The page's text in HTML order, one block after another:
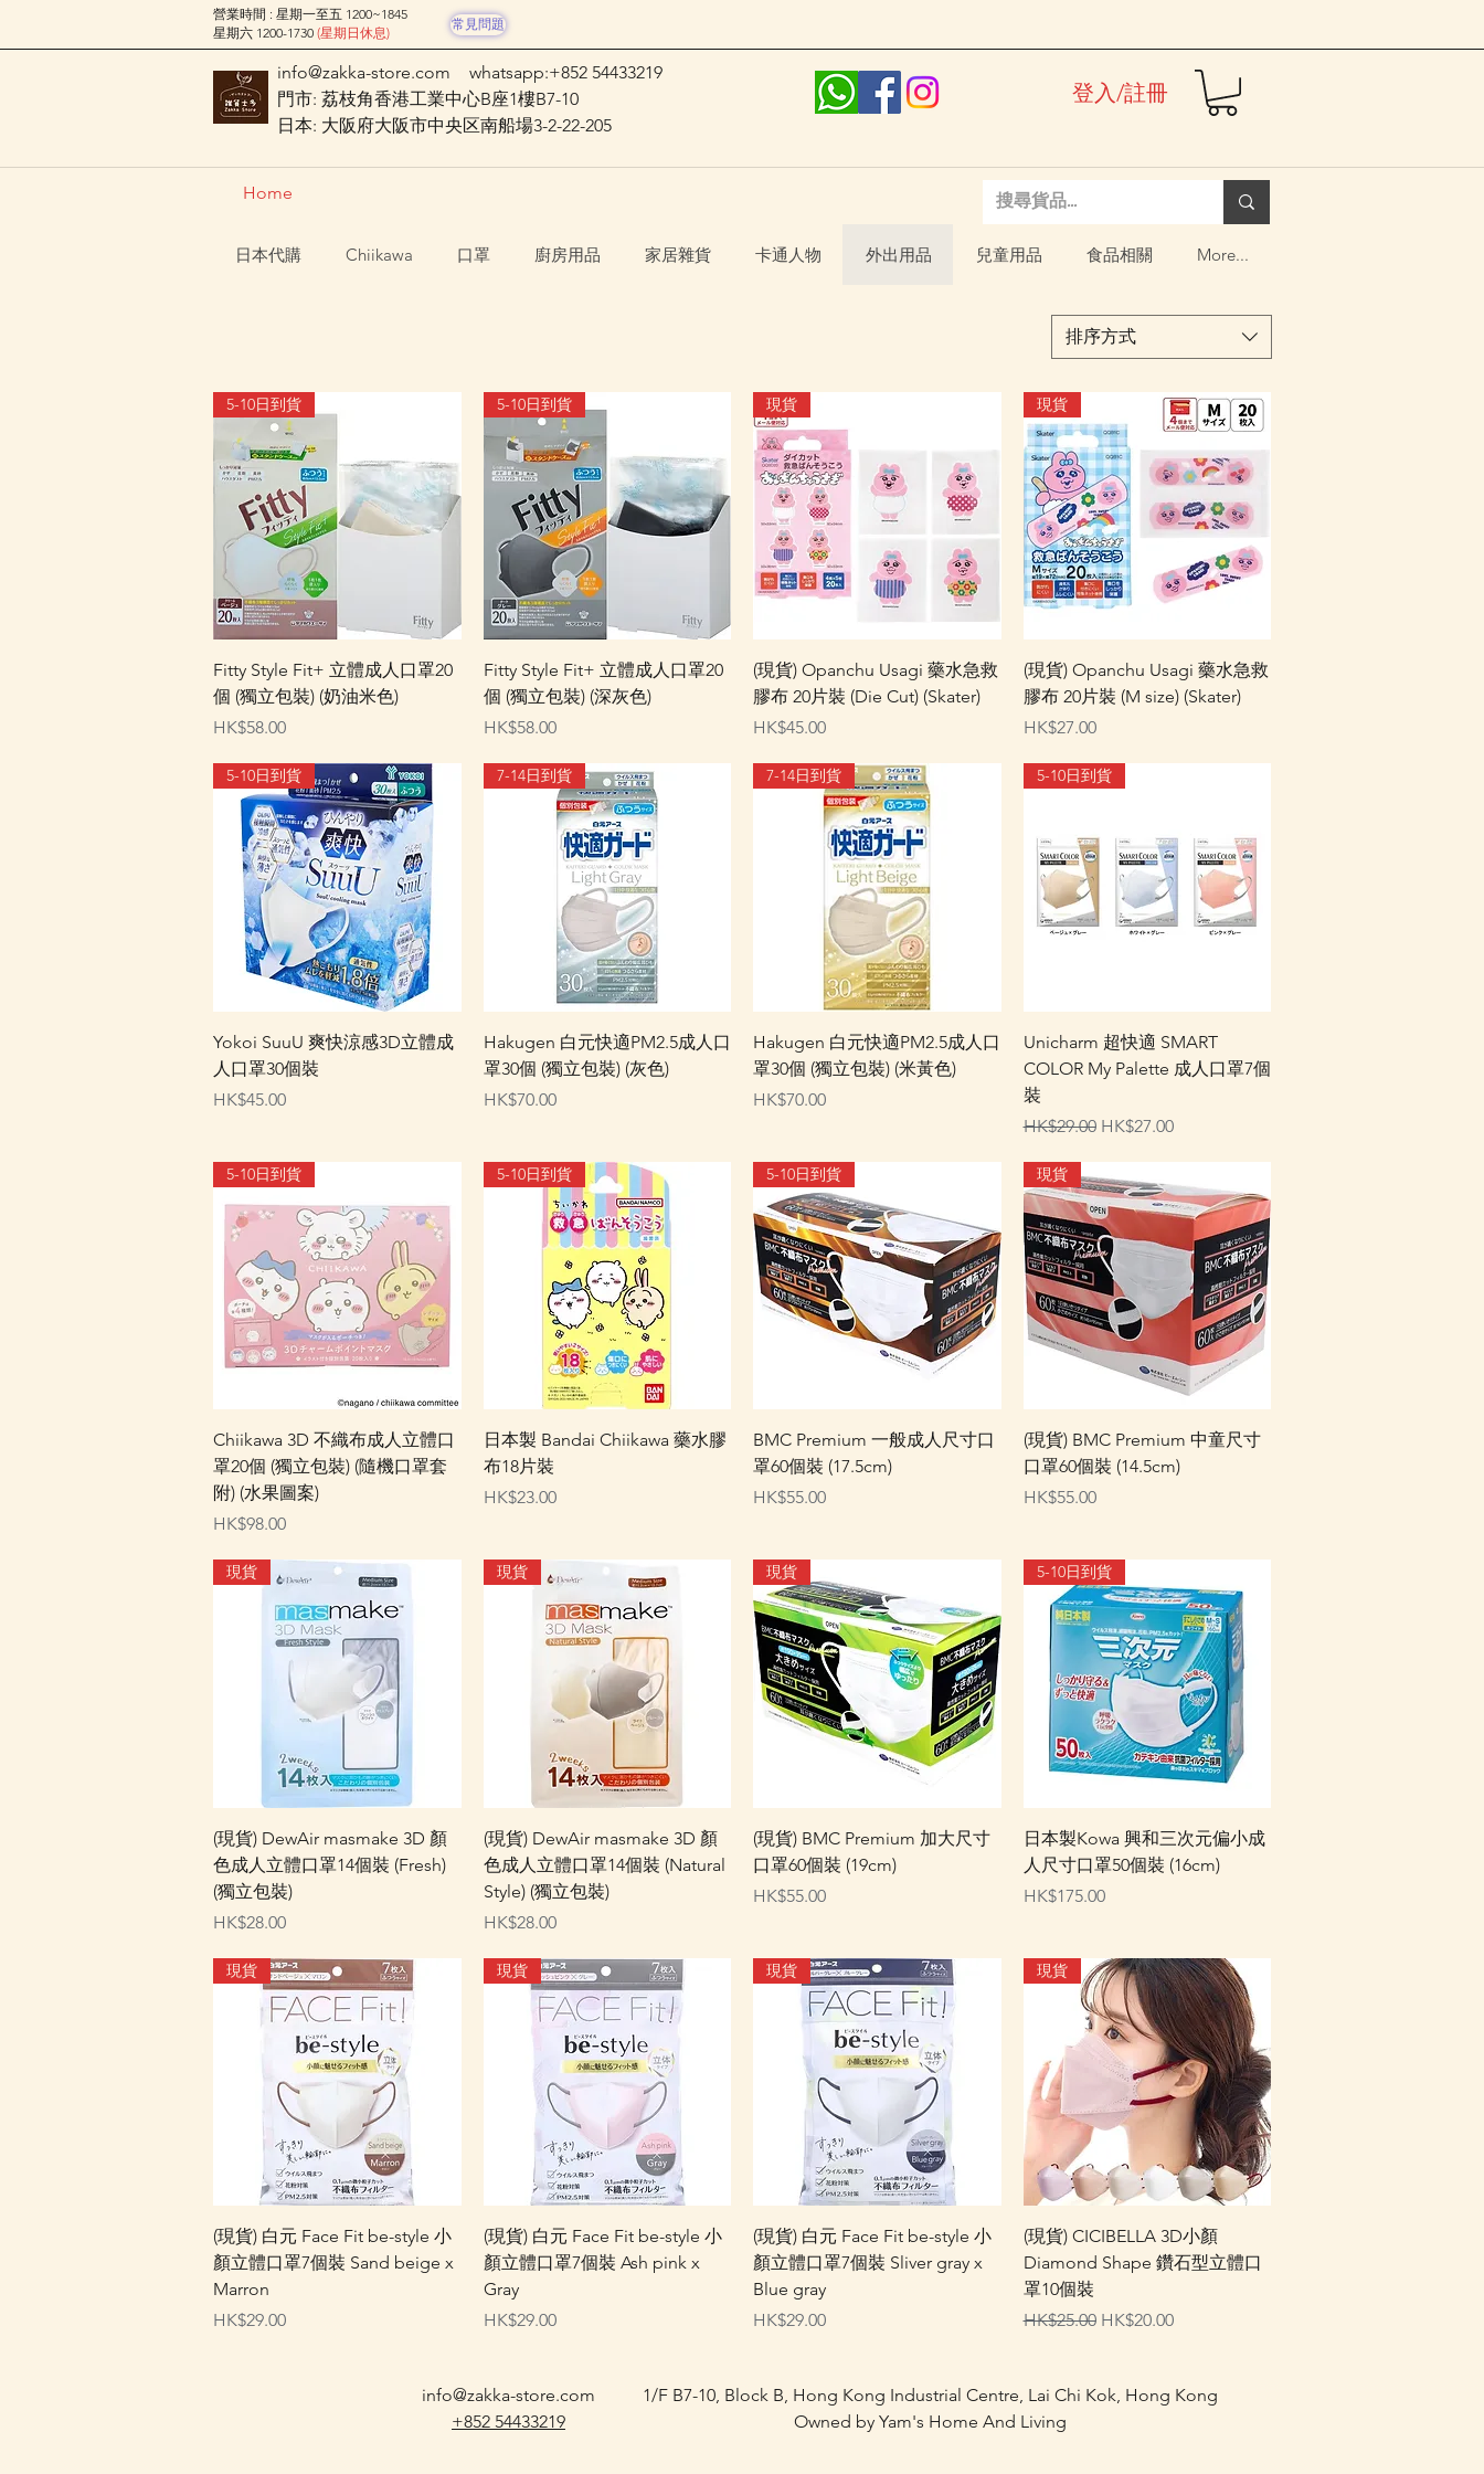
營業時間 : 星期一至五 1200~1845
星期六 1200-1730 (星期日休息)
常見問題
info@zakka-store.com
whatsapp:+852 54433219
門市: 荔枝角香港工業中心B座1樓B7-10
日本: 大阪府大阪市中央区南船場3-2-22-205
登入/註冊
Home
日本代購 Chiikawa 口罩 廚房用品 家居雜貨 卡通人物 外出用品 兒童用品 食品相關 More...
排序方式
快速瀏覽
5-10日到貨
Fitty Style Fit+ 立體成人口罩20
個 (獨立包裝) (奶油米色)
價格
HK$58.00
快速瀏覽
5-10日到貨
Fitty Style Fit+ 立體成人口罩20
個 (獨立包裝) (深灰色)
價格
HK$58.00
快速瀏覽
現貨
(現貨) Opanchu Usagi 藥水急救
膠布 20片裝 (Die Cut) (Skater)
價格
HK$45.00
快速瀏覽
現貨
(現貨) Opanchu Usagi 藥水急救
膠布 20片裝 (M size) (Skater)
價格
HK$27.00
快速瀏覽
5-10日到貨
Yokoi SuuU 爽快涼感3D立體成
人口罩30個裝
價格
HK$45.00
快速瀏覽
7-14日到貨
Hakugen 白元快適PM2.5成人口
罩30個 (獨立包裝) (灰色)
價格
HK$70.00
快速瀏覽
7-14日到貨
Hakugen 白元快適PM2.5成人口
罩30個 (獨立包裝) (米黃色)
價格
HK$70.00
快速瀏覽
5-10日到貨
Unicharm 超快適 SMART
COLOR My Palette 成人口罩7個
裝
一般價格
HK$29.00 促銷價格
HK$27.00
快速瀏覽
5-10日到貨
Chiikawa 3D 不織布成人立體口
罩20個 (獨立包裝) (隨機口罩套
附) (水果圖案)
價格
HK$98.00
快速瀏覽
5-10日到貨
日本製 Bandai Chiikawa 藥水膠
布18片裝
價格
HK$23.00
快速瀏覽
5-10日到貨
BMC Premium 一般成人尺寸口
罩60個裝 (17.5cm)
價格
HK$55.00
快速瀏覽
現貨
(現貨) BMC Premium 中童尺寸
口罩60個裝 (14.5cm)
價格
HK$55.00
快速瀏覽
現貨
(現貨) DewAir masmake 3D 顏
色成人立體口罩14個裝 (Fresh)
(獨立包裝)
價格
HK$28.00
快速瀏覽
現貨
(現貨) DewAir masmake 3D 顏
色成人立體口罩14個裝 (Natural
Style) (獨立包裝)
價格
HK$28.00
快速瀏覽
現貨
(現貨) BMC Premium 加大尺寸
口罩60個裝 (19cm)
價格
HK$55.00
快速瀏覽
5-10日到貨
日本製Kowa 興和三次元偏小成
人尺寸口罩50個裝 (16cm)
價格
HK$175.00
快速瀏覽
現貨
(現貨) 白元 Face Fit be-style 小
顏立體口罩7個裝 Sand beige x
Marron
價格
HK$29.00
快速瀏覽
現貨
(現貨) 白元 Face Fit be-style 小
顏立體口罩7個裝 Ash pink x
Gray
價格
HK$29.00
快速瀏覽
現貨
(現貨) 白元 Face Fit be-style 小
顏立體口罩7個裝 Sliver gray x
Blue gray
價格
HK$29.00
快速瀏覽
現貨
(現貨) CICIBELLA 3D小顏
Diamond Shape 鑽石型立體口
罩10個裝
一般價格
HK$25.00 促銷價格
HK$20.00
info@zakka-store.com
+852 54433219
1/F B7-10, Block B, Hong Kong Industrial Centre, Lai Chi Kok, Hong Kong
Owned by Yam's Home And Living